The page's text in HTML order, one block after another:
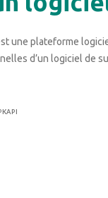
une plateforme
d’un logiciel de